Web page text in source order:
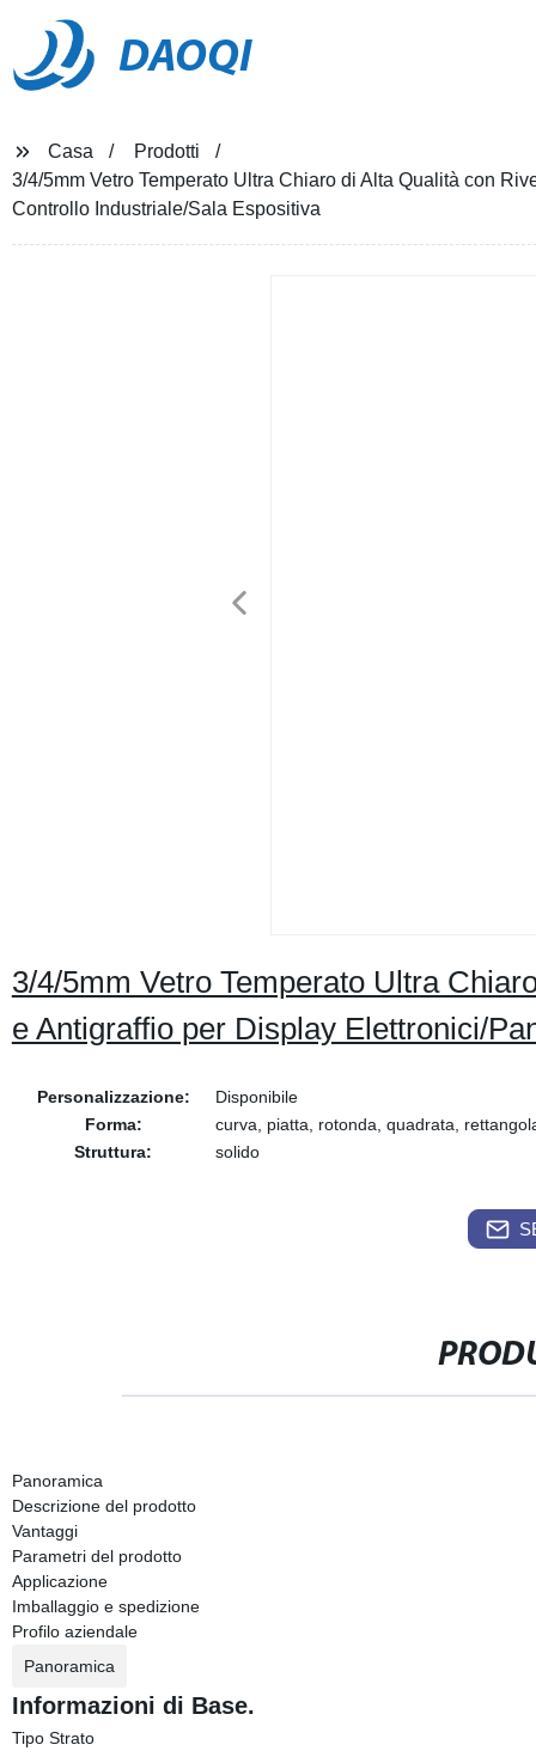
DAOQI
Casa
Prodotti
3/4/5mm Vetro Temperato Ultra Chiaro di Alta Qualità con
Controllo Industriale/Sala Espositiva
3/4/5mm Vetro Temperato Ultra
e Antigraffio per Display Elettronici/
Personalizzazione:
Disponibile
Forma:
curva, piatta, rotonda, quadrata,
Struttura:
solido
Panoramica
Descrizione del prodotto
Vantaggi
Parametri del prodotto
Applicazione
Imballaggio e spedizione
Profilo aziendale
Panoramica
Informazioni di Base.
Tipo Strato